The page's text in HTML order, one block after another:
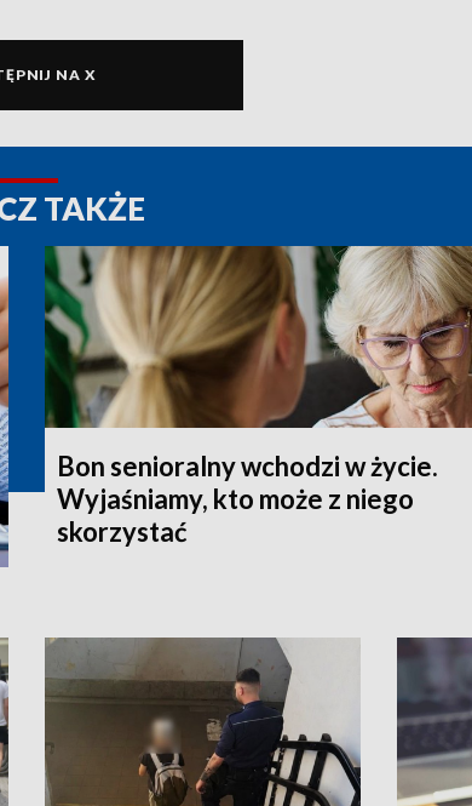
NA X
TAKŻE
Bon senioralny wchodzi w życie.
Wyjaśniamy, kto może z niego
skorzystać